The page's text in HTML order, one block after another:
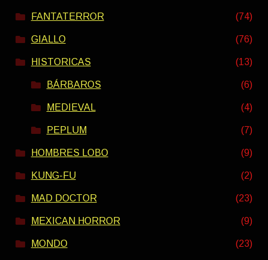
FANTATERROR (74)
GIALLO (76)
HISTORICAS (13)
BÁRBAROS (6)
MEDIEVAL (4)
PEPLUM (7)
HOMBRES LOBO (9)
KUNG-FU (2)
MAD DOCTOR (23)
MEXICAN HORROR (9)
MONDO (23)